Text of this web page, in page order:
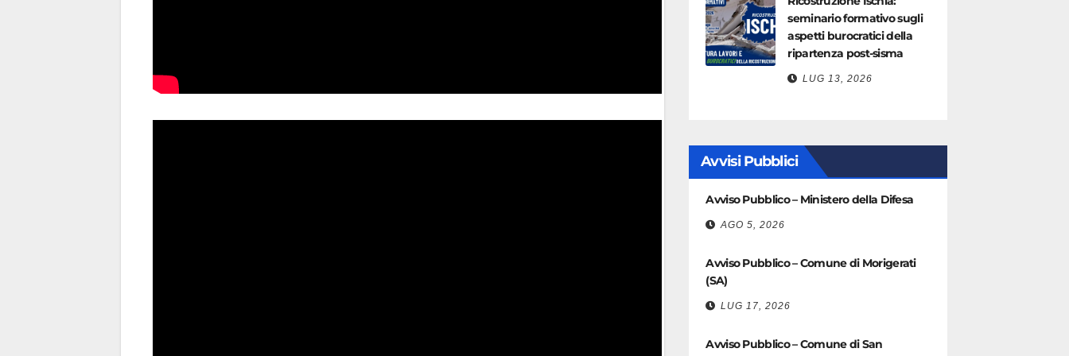
seminario formativo sugli
aspetti burocratici della
ripartenza post-sisma
LUG 13, 2026
Avvisi Pubblici
Avviso Pubblico – Ministero della Difesa
AGO 5, 2026
Avviso Pubblico – Comune di Morigerati
(SA)
LUG 17, 2026
Avviso Pubblico – Comune di San